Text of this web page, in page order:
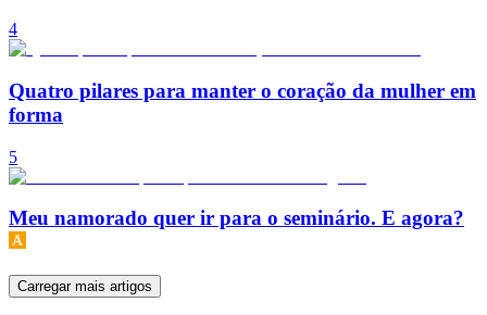
4
Quatro pilares para manter o coração da mulher em
forma
5
Meu namorado quer ir para o seminário. E agora?
Carregar mais artigos